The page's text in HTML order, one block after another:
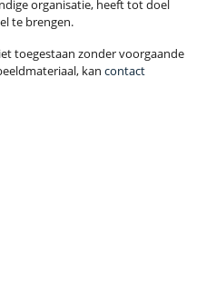
organisatie, heeft tot doel
te brengen.
toegestaan zonder voorgaande
kan contact